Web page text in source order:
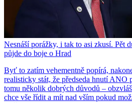
Nesnáší porážky, i tak to asi zkusí. Pět
půjde do boje o Hrad
Byť to zatím vehementně popírá,
realisticky stát, že předseda hnutí ANO
tomu několik dobrých důvodů –
chce vše řídit a mít nad vším pokud